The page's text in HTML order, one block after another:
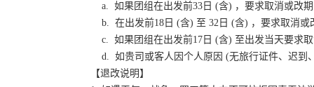
a. 如果团组在出发前33日 (含) ，要求取消或改
b. 在出发前18日 (含) 至 32日 (含) ，要求取消或
c. 如果团组在出发前17日 (含) 至出发当天要求
d. 如贵司或客人因个人原因 (无旅行证件、迟到
【退改说明】